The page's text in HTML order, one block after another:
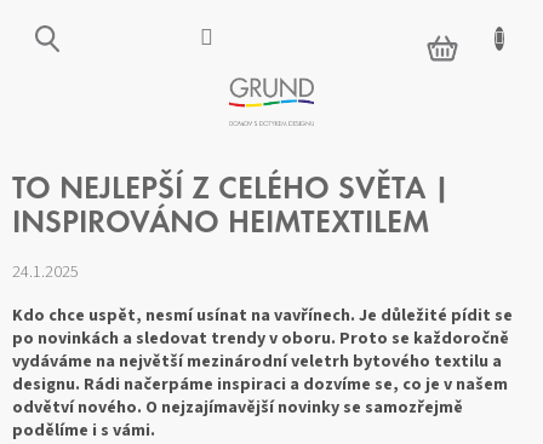
NÁKUPNÍ
KOŠÍK
TO NEJLEPŠÍ Z CELÉHO SVĚTA |
INSPIROVÁNO HEIMTEXTILEM
24.1.2025
Kdo chce uspět, nesmí usínat na vavřínech. Je důležité pídit se
po novinkách a sledovat trendy v oboru. Proto se každoročně
vydáváme na největší mezinárodní veletrh bytového textilu a
designu. Rádi načerpáme inspiraci a dozvíme se, co je v našem
odvětví nového. O nejzajímavější novinky se samozřejmě
podělíme i s vámi.